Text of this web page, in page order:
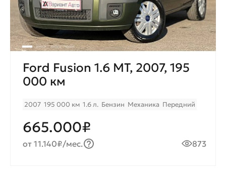
Ford Fusion 1.6 МТ, 2007, 195
000 км
2007 195 000 км 1.6 л. Бензин Механика Передний
665.000₽
от 11.140₽/мес. 873